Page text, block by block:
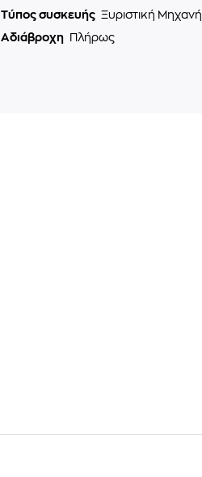
Τύπος συσκευής Ξυριστική Μηχανή
Αδιάβροχη
Πλήρως